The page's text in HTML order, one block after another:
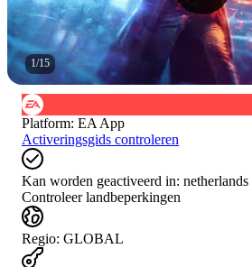
1/15
Platform: EA App
Activeringsgids controleren
Kan worden geactiveerd in: netherlands
Controleer landbeperkingen
Regio: GLOBAL